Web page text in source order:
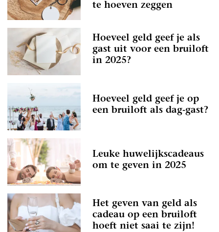
te hoeven zeggen
Hoeveel geld geef je als
gast uit voor een bruiloft
in 2025?
Hoeveel geld geef je op
een bruiloft als dag-gast?
Leuke huwelijkscadeaus
om te geven in 2025
Het geven van geld als
cadeau op een bruiloft
hoeft niet saai te zijn!